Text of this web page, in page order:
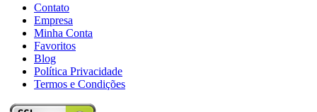
Contato
Empresa
Minha Conta
Favoritos
Blog
Política Privacidade
Termos e Condições